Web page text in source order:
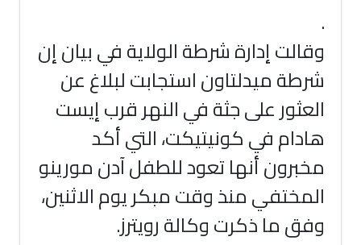
.
وقالت إدارة شرطة الولاية في بيان إن
شرطة ميدلتاون استجابت لبلاغ عن
العثور على جثة في النهر قرب إيست
هادام في كونيتيكت، التي أكد
مخبرون أنها تعود للطفل آدن مورينو
المختفي منذ وقت مبكر يوم الاثنين،
وفق ما ذكرت وكالة رويترز.